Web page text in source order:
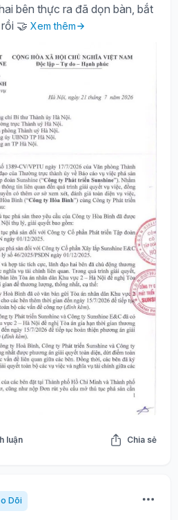
bên thực ra đã dọn bàn, bắt
🤝 Xem thêm
luận Chia sẻ
Dõi